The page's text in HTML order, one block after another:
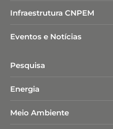
Infraestrutura CNPEM
Eventos e Notícias
Pesquisa
Energia
Meio Ambiente